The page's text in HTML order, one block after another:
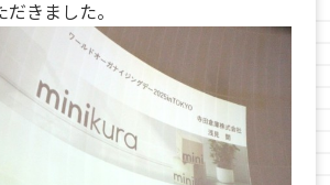
きました。